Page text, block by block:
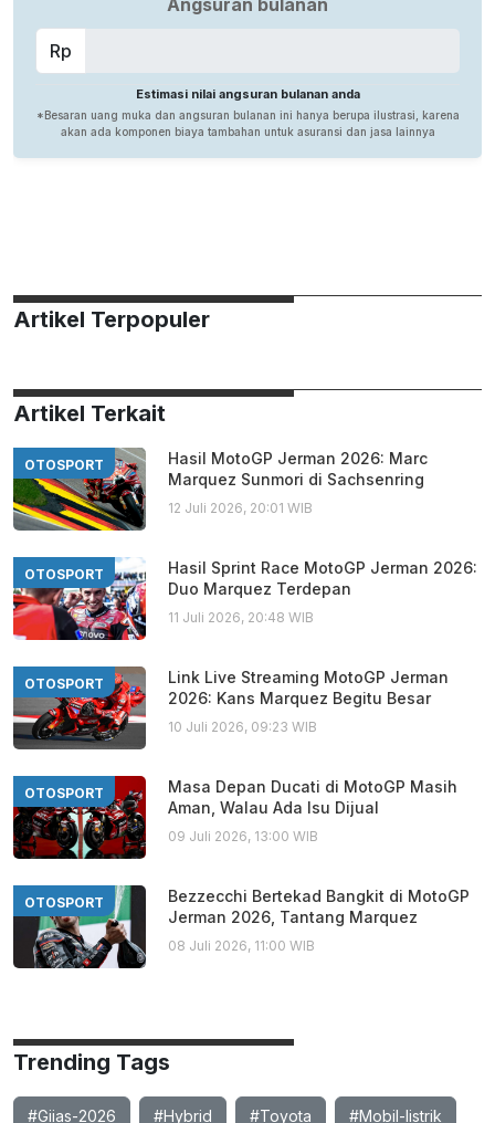
Artikel Terpopuler
Artikel Terkait
OTOSPORT
Hasil MotoGP Jerman 2026: Marc
Marquez Sunmori di Sachsenring
12 Juli 2026, 20:01 WIB
OTOSPORT
Hasil Sprint Race MotoGP Jerman 2026:
Duo Marquez Terdepan
11 Juli 2026, 20:48 WIB
OTOSPORT
Link Live Streaming MotoGP Jerman
2026: Kans Marquez Begitu Besar
10 Juli 2026, 09:23 WIB
OTOSPORT
Masa Depan Ducati di MotoGP Masih
Aman, Walau Ada Isu Dijual
09 Juli 2026, 13:00 WIB
OTOSPORT
Bezzecchi Bertekad Bangkit di MotoGP
Jerman 2026, Tantang Marquez
08 Juli 2026, 11:00 WIB
Trending Tags
#Giias-2026 #Hybrid #Toyota #Mobil-listrik